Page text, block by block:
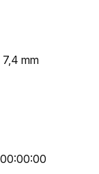
mm